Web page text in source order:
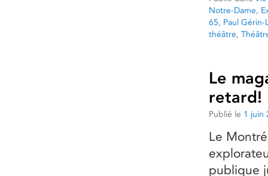
Notre-Dame,
65, Paul Gérin-
théâtre,
Le
retard!
Publié le 1 juin
Le
publique